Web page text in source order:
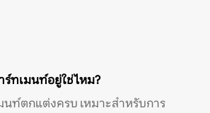
ร์ทเมนท์อยู่ใช่ไหม?
ท์ตกแต่งครบ เหมาะสำหรับการ